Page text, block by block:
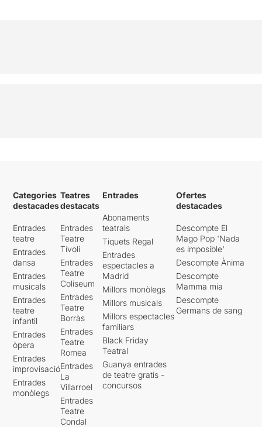
Categories
destacades
Entrades
teatre
Entrades
dansa
Entrades
musicals
Entrades
teatre
infantil
Entrades
òpera
Entrades
improvisació
Entrades
monòlegs
Teatres
destacats
Entrades
Teatre
Tívoli
Entrades
Teatre
Coliseum
Entrades
Teatre
Borràs
Entrades
Teatre
Romea
Entrades
La
Villarroel
Entrades
Teatre
Condal
Entrades
Abonaments
teatrals
Tiquets Regal
Entrades
espectacles a
Madrid
Millors monòlegs
Millors musicals
Millors espectacles
familiars
Black Friday
Teatral
Guanya entrades
de teatre gratis -
concursos
Ofertes
destacades
Descompte El
Mago Pop 'Nada
es imposible'
Descompte Ànima
Descompte
Mamma mia
Descompte
Germans de sang